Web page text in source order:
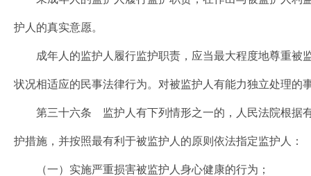
护人的真实意愿。
成年人的监护人履行监护职责，应当最大程度地尊重被
状况相适应的民事法律行为。对被监护人有能力独立处理的
第三十六条 监护人有下列情形之一的，人民法院根据有
护措施，并按照最有利于被监护人的原则依法指定监护人：
（一）实施严重损害被监护人身心健康的行为；